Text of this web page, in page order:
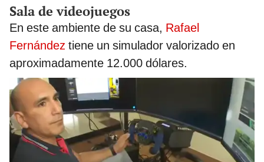
Sala de videojuegos
En este ambiente de su casa, Rafael
Fernández tiene un simulador valorizado en
aproximadamente 12.000 dólares.